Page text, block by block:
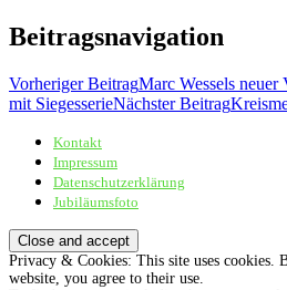
Beitragsnavigation
Vorheriger BeitragMarc Wessels
mit SiegesserieNächster Beitrag
Sportschützenverein Adelheide von 1898
Kontakt
Impressum
Datenschutzerklärung
Jubiläumsfoto
Privacy & Cookies: This site uses cookies.
website, you agree to their use.